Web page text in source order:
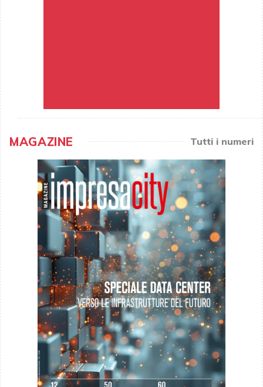
MAGAZINE Tutti i numeri